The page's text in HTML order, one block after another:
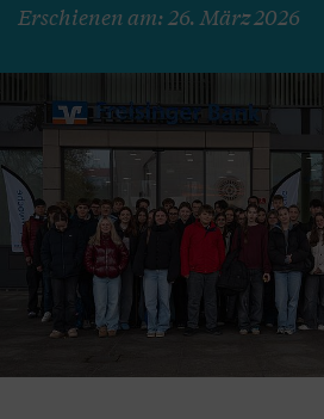
Erschienen am: 26. März 2026